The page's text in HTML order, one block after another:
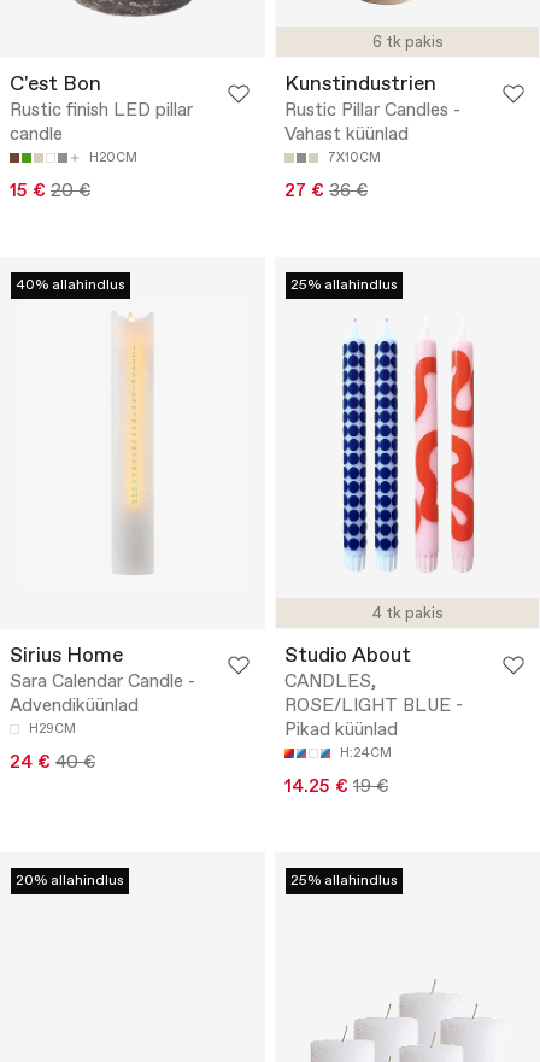
C'est Bon
Rustic finish LED pillar
candle
H20CM
15 € 20 €
6 tk pakis
Kunstindustrien
Rustic Pillar Candles -
Vahast küünlad
7X10CM
27 € 36 €
40% allahindlus
Sirius Home
Sara Calendar Candle -
Advendiküünlad
H29CM
24 € 40 €
4 tk pakis
25% allahindlus
Studio About
CANDLES,
ROSE/LIGHT BLUE -
Pikad küünlad
H:24CM
14.25 € 19 €
20% allahindlus 25% allahindlus